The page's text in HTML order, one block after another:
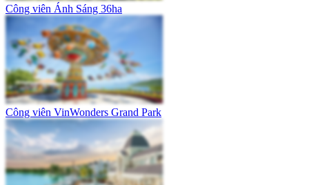
Công viên Ánh Sáng 36ha
Công viên VinWonders Grand Park